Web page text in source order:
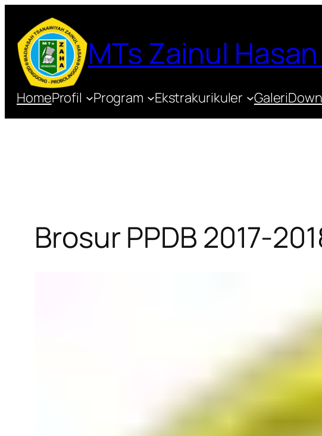
konten
MTs Zainul
HomeProfil Program Ekstrakurikuler Galeri
Brosur PPDB 2017-